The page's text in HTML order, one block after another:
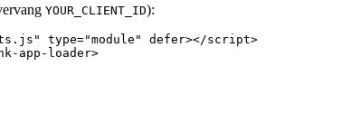
YOUR_CLIENT_ID):
" type="module " defer></script>
app-loader>